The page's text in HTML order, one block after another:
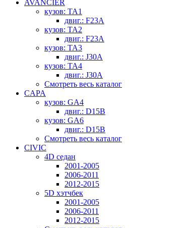
AVANCIER
кузов: TA1
двиг.: F23A
кузов: TA2
двиг.: F23A
кузов: TA3
двиг.: J30A
кузов: TA4
двиг.: J30A
Смотреть весь каталог
CAPA
кузов: GA4
двиг.: D15B
кузов: GA6
двиг.: D15B
Смотреть весь каталог
CIVIC
4D седан
2001-2005
2006-2011
2012-2015
5D хэтчбек
2001-2005
2006-2011
2012-2015